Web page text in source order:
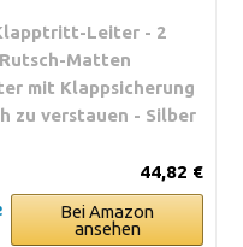
Leiter - 2
Matten
mit Klappsicherung
zu verstauen - Silber
44,82 €
Bei Amazon
ansehen